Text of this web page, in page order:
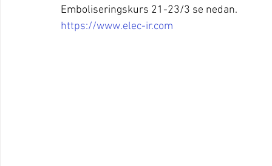
Emboliseringskurs 21-23/3 se nedan.
https://www.elec-ir.com